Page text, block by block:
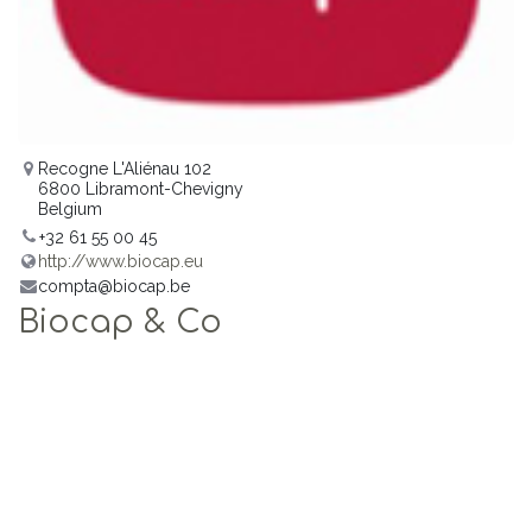
Recogne L'Aliénau 102
6800 Libramont-Chevigny
Belgium
+32 61 55 00 45
http://www.biocap.eu
compta@biocap.be
Biocap & Co